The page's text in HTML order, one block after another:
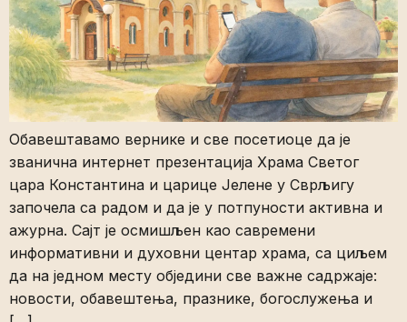
Обавештавамо вернике и све посетиоце да је
званична интернет презентација Храма Светог
цара Константина и царице Јелене у Сврљигу
започела са радом и да је у потпуности активна и
ажурна. Сајт је осмишљен као савремени
информативни и духовни центар храма, са циљем
да на једном месту обједини све важне садржаје:
новости, обавештења, празнике, богослужења и